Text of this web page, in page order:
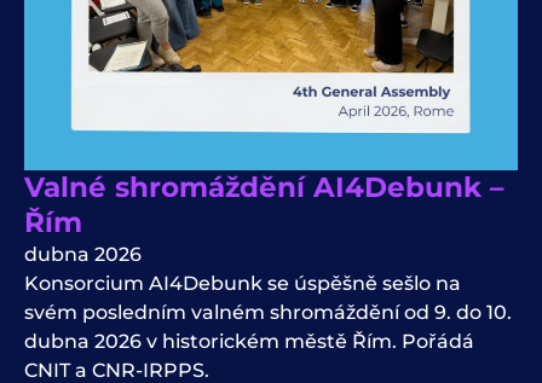
Valné shromáždění AI4Debunk –
Řím
dubna 2026
Konsorcium AI4Debunk se úspěšně sešlo na
svém posledním valném shromáždění od 9. do 10.
dubna 2026 v historickém městě Řím. Pořádá
CNIT a CNR-IRPPS.